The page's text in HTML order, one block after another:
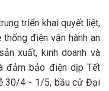
triển khai quyết liệt,
điện vận hành an
xuất, kinh doanh và
đảm bảo điện dịp Tết
30/4 - 1/5, bầu cử Đại